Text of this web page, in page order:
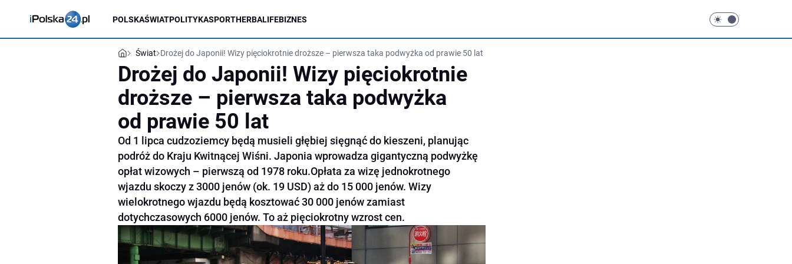
POLSKAŚWIATPOLITYKASPORTHERBALIFEBIZNES
Świat Drożej do Japonii! Wizy pięciokrotnie droższe – pierwsza taka podwyżka od prawie 50 lat
Drożej do Japonii! Wizy pięciokrotnie
droższe – pierwsza taka podwyżka
od prawie 50 lat
Od 1 lipca cudzoziemcy będą musieli głębiej sięgnąć do kieszeni, planując
podróż do Kraju Kwitnącej Wiśni. Japonia wprowadza gigantyczną podwyżkę
opłat wizowych – pierwszą od 1978 roku.Opłata za wizę jednokrotnego
wjazdu skoczy z 3000 jenów (ok. 19 USD) aż do 15 000 jenów. Wizy
wielokrotnego wjazdu będą kosztować 30 000 jenów zamiast
dotychczasowych 6000 jenów. To aż pięciokrotny wzrost cen.